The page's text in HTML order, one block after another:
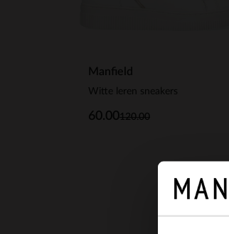
Manfield
Witte leren sneakers
120.00
60.00